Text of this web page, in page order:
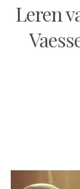
Leren